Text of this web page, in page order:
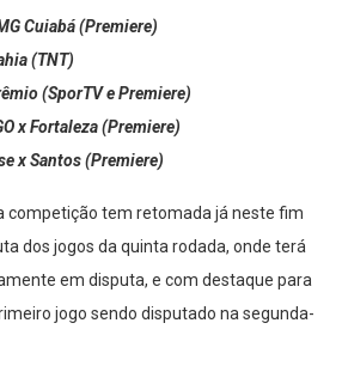
Cuiabá (Premiere)
(TNT)
(SporTV e Premiere)
x Fortaleza (Premiere)
x Santos (Premiere)
competição tem retomada já neste fim
dos jogos da quinta rodada, onde terá
em disputa, e com destaque para
jogo sendo disputado na segunda-